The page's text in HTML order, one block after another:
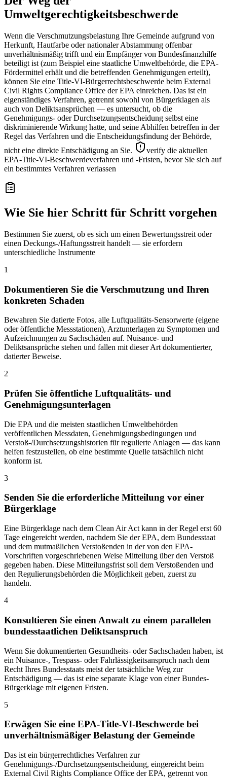
Umweltgerechtigkeitsbeschwerde
Wenn die Verschmutzungsbelastung Ihre Gemeinde aufgrund von
Herkunft, Hautfarbe oder nationaler Abstammung offenbar
unverhältnismäßig trifft und ein Empfänger von Bundesfinanzhilfe
beteiligt ist (zum Beispiel eine staatliche Umweltbehörde, die EPA-
Fördermittel erhält und die betreffenden Genehmigungen erteilt),
können Sie eine Title-VI-Bürgerrechtsbeschwerde beim External
Civil Rights Compliance Office der EPA einreichen. Das ist ein
eigenständiges Verfahren, getrennt sowohl von Bürgerklagen als
auch von Deliktsansprüchen — es untersucht, ob die
Genehmigungs- oder Durchsetzungsentscheidung selbst eine
diskriminierende Wirkung hatte, und seine Abhilfen betreffen in der
Regel das Verfahren und die Entscheidungsfindung der Behörde,
nicht eine direkte Entschädigung an Sie.
verify die aktuellen
EPA-Title-VI-Beschwerdeverfahren und -Fristen, bevor Sie sich auf
ein bestimmtes Verfahren verlassen
Wie Sie hier Schritt für Schritt vorgehen
Bestimmen Sie zuerst, ob es sich um einen Bewertungsstreit oder
einen Deckungs-/Haftungsstreit handelt — sie erfordern
unterschiedliche Instrumente
1
Dokumentieren Sie die Verschmutzung und Ihren
konkreten Schaden
Bewahren Sie datierte Fotos, alle Luftqualitäts-Sensorwerte (eigene
oder öffentliche Messstationen), Arztunterlagen zu Symptomen und
Aufzeichnungen zu Sachschäden auf. Nuisance- und
Deliktsansprüche stehen und fallen mit dieser Art dokumentierter,
datierter Beweise.
2
Prüfen Sie öffentliche Luftqualitäts- und
Genehmigungsunterlagen
Die EPA und die meisten staatlichen Umweltbehörden
veröffentlichen Messdaten, Genehmigungsbedingungen und
Verstoß-/Durchsetzungshistorien für regulierte Anlagen — das kann
helfen festzustellen, ob eine bestimmte Quelle tatsächlich nicht
konform ist.
3
Senden Sie die erforderliche Mitteilung vor einer
Bürgerklage
Eine Bürgerklage nach dem Clean Air Act kann in der Regel erst 60
Tage eingereicht werden, nachdem Sie der EPA, dem Bundesstaat
und dem mutmaßlichen Verstoßenden in der von den EPA-
Vorschriften vorgeschriebenen Weise Mitteilung über den Verstoß
gegeben haben. Diese Mitteilungsfrist soll dem Verstoßenden und
den Regulierungsbehörden die Möglichkeit geben, zuerst zu
handeln.
4
Konsultieren Sie einen Anwalt zu einem parallelen
bundesstaatlichen Deliktsanspruch
Wenn Sie dokumentierten Gesundheits- oder Sachschaden haben, ist
ein Nuisance-, Trespass- oder Fahrlässigkeitsanspruch nach dem
Recht Ihres Bundesstaats meist der tatsächliche Weg zur
Entschädigung — das ist eine separate Klage von einer Bundes-
Bürgerklage mit eigenen Fristen.
5
Erwägen Sie eine EPA-Title-VI-Beschwerde bei
unverhältnismäßiger Belastung der Gemeinde
Das ist ein bürgerrechtliches Verfahren zur
Genehmigungs-/Durchsetzungsentscheidung, eingereicht beim
External Civil Rights Compliance Office der EPA, getrennt von